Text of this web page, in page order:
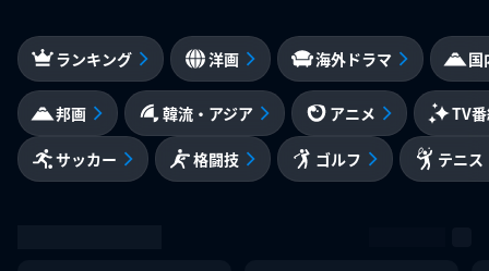
ランキング 洋画 海外ドラマ 国
邦画 韓流・アジア アニメ TV
サッカー 格闘技 ゴルフ テニス